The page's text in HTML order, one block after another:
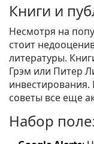
Книги и
Несмотря на
стоит
литературы.
Грэм или Питер
советы все еще
Набор